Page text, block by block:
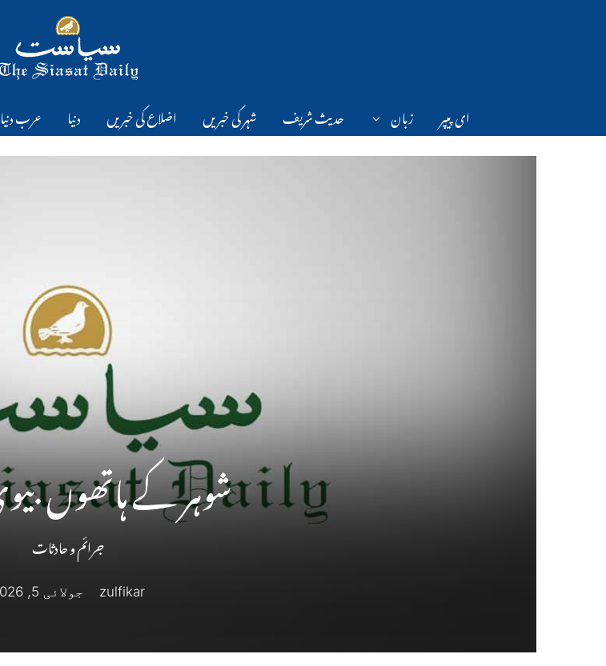
ای پیپر زبان حدیث شریف شہر کی خبریں اضلاع کی خبریں دنیا عرب دنیا
شوہر کے ہاتھوں
جرائم و حادثات
zulfikar جولائی 5, 2026